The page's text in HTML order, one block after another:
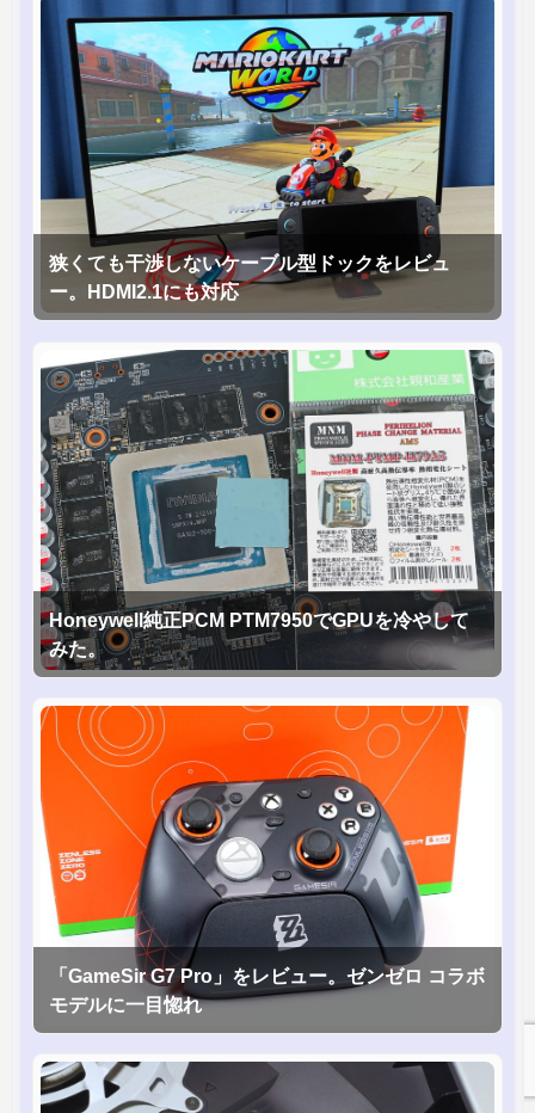
狭くても干渉しないケーブル型ドックをレビュ
ー。HDMI2.1にも対応
Honeywell純正PCM PTM7950でGPUを冷やして
みた。
「GameSir G7 Pro」をレビュー。ゼンゼロ コラボ
モデルに一目惚れ